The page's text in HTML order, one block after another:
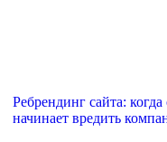
Ребрендинг сайта:
начинает вредить